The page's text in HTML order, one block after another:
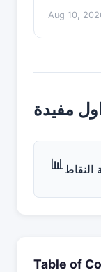
Aug 10,
مفيدة
📊النقاط
Table of